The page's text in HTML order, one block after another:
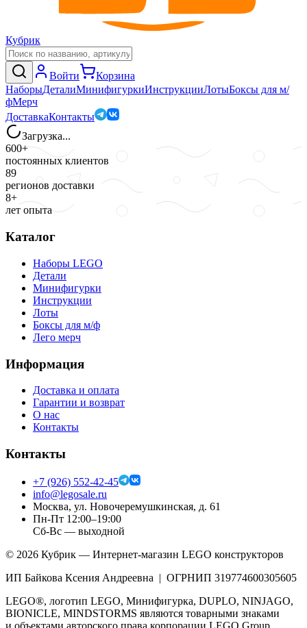
Кубрик
Войти
Корзина
НаборыДеталиМинифигуркиИнструкцииЛотыБоксы для м/
фМерч
ДоставкаКонтакты
Загрузка...
600+
постоянных клиентов
89
регионов доставки
8+
лет опыта
Каталог
Наборы LEGO
Детали
Минифигурки
Инструкции
Лоты
Боксы для м/ф
Лего мерч
Информация
Доставка и оплата
Гарантии и возврат
О нас
Контакты
Контакты
+7 (926) 552-42-45
info@legosale.ru
Москва, ул. Новочеремушкинская, д. 61
Пн-Пт 12:00–19:00
Сб-Вс — выходной
© 2026 Кубрик — Интернет-магазин LEGO конструкторов
ИП Байкова Ксения Андреевна | ОГРНИП 319774600305605
LEGO®, логотип LEGO, Минифигурка, DUPLO, NINJAGO,
BIONICLE, MINDSTORMS являются товарными знаками
и объектами авторского права корпорации LEGO Group.